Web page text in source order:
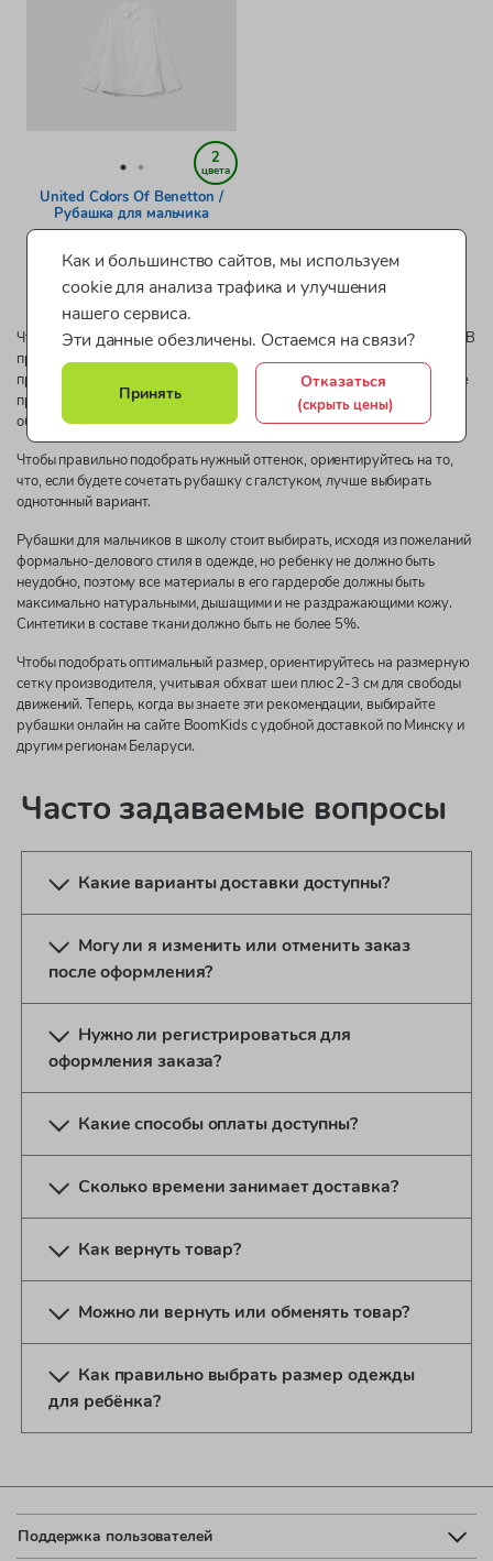
2
цвета
United Colors Of Benetton /
Рубашка для мальчика
Чтобы купить школьную рубашку для мальчика, изучите наш каталог. В
продаже - широкий выбор сорочек для мальчиков. Классические
приятные оттенки светло-голубого и белого цветов или традиционные
принты в мелкую клетку и горошек, модели с длинным рукавом и
облегченные, летние, с коротким рукавом.
Чтобы правильно подобрать нужный оттенок, ориентируйтесь на то,
что, если будете сочетать рубашку с галстуком, лучше выбирать
однотонный вариант.
Рубашки для мальчиков в школу стоит выбирать, исходя из пожеланий
формально-делового стиля в одежде, но ребенку не должно быть
неудобно, поэтому все материалы в его гардеробе должны быть
максимально натуральными, дышащими и не раздражающими кожу.
Синтетики в составе ткани должно быть не более 5%.
Чтобы подобрать оптимальный размер, ориентируйтесь на размерную
сетку производителя, учитывая обхват шеи плюс 2-3 см для свободы
движений. Теперь, когда вы знаете эти рекомендации, выбирайте
рубашки онлайн на сайте BoomKids с удобной доставкой по Минску и
другим регионам Беларуси.
Часто задаваемые вопросы
Какие варианты доставки доступны?
Могу ли я изменить или отменить заказ
после оформления?
Нужно ли регистрироваться для
оформления заказа?
Какие способы оплаты доступны?
Сколько времени занимает доставка?
Как вернуть товар?
Можно ли вернуть или обменять товар?
Как правильно выбрать размер одежды
для ребёнка?
Поддержка пользователей
Как и большинство сайтов, мы используем
cookie для анализа трафика и улучшения
нашего сервиса.
Эти данные обезличены. Остаемся на связи?
Принять
Отказаться
(скрыть цены)